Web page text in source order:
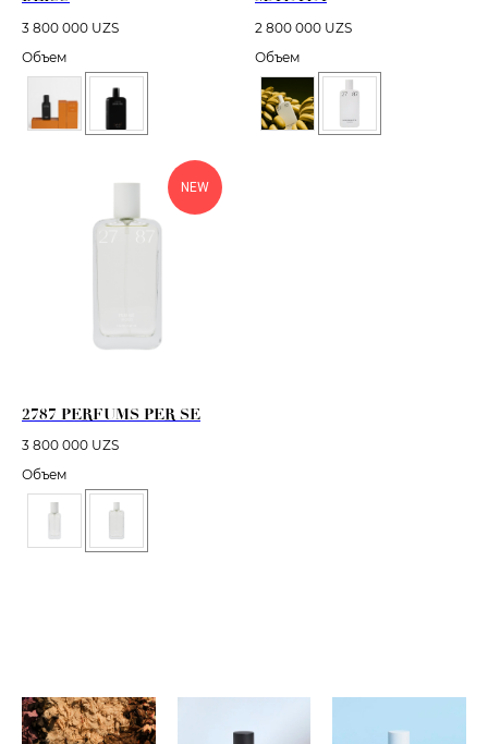
3 800 000 UZS
Объем
2 800 000 UZS
Объем
NEW
2787 PERFUMS PER SE
3 800 000 UZS
Объем